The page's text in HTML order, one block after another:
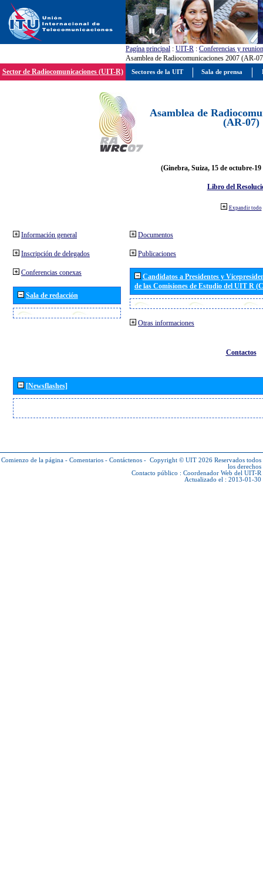
Pagína principal : UIT-R : Conferencias y
Asamblea de Radiocomunicaciones 2007 (AR-
Sector de Radiocomunicaciones (UIT-R)
Asamblea de
(AR-07)
(Ginebra, Suiza, 15 de octubre-19
Libro del
Expandir todo
Información general
Inscripción de delegados
Conferencias conexas
Sala de redacción
Documentos
Publicaciones
Candidatos a Presidentes y
de las Comisiones de Estudio del UIT R
Otras informaciones
Contactos
[Newsflashes]
Comienzo de la página - Comentarios - Contáctenos - Copyright © UIT 2026 Reservados todos
los derechos
Contacto público : Coordenador Web del UIT-R
Actualizado el : 2013-01-30
Sectores de la UIT Sala de prensa